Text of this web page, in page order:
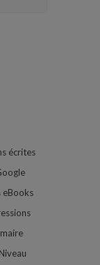
écrites
eBooks
Niveau